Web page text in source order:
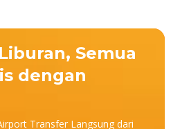
Semua
dengan
Transfer Langsung dari